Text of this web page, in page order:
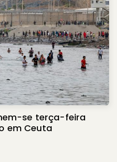
se terça-feira
em Ceuta